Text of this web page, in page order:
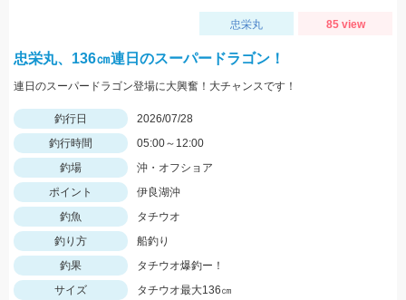
忠栄丸 85 view
忠栄丸、136㎝連日のスーパードラゴン！
連日のスーパードラゴン登場に大興奮！大チャンスです！
釣行日
2026/07/28
釣行時間
05:00～12:00
釣場
沖・オフショア
ポイント
伊良湖沖
釣魚
タチウオ
釣り方
船釣り
釣果
タチウオ爆釣ー！
サイズ
タチウオ最大136㎝